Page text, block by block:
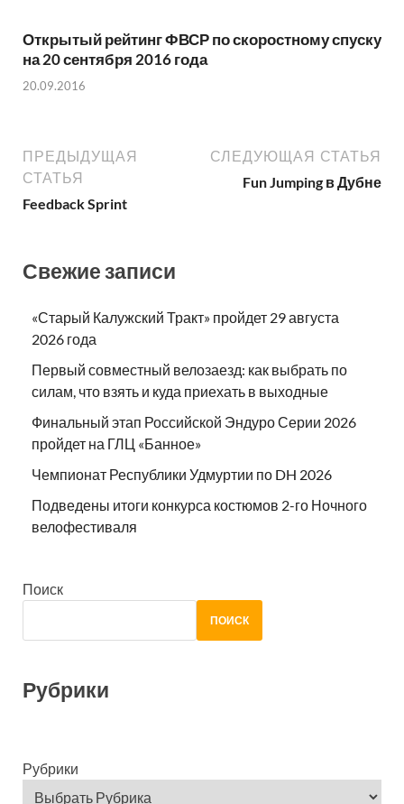
Открытый рейтинг ФВСР по скоростному спуску
на 20 сентября 2016 года
20.09.2016
ПРЕДЫДУЩАЯ
СТАТЬЯ
Feedback Sprint
СЛЕДУЮЩАЯ СТАТЬЯ
Fun Jumping в Дубне
Свежие записи
«Старый Калужский Тракт» пройдет 29 августа
2026 года
Первый совместный велозаезд: как выбрать по
силам, что взять и куда приехать в выходные
Финальный этап Российской Эндуро Серии 2026
пройдет на ГЛЦ «Банное»
Чемпионат Республики Удмуртии по DH 2026
Подведены итоги конкурса костюмов 2-го Ночного
велофестиваля
Поиск
ПОИСК
Рубрики
Рубрики